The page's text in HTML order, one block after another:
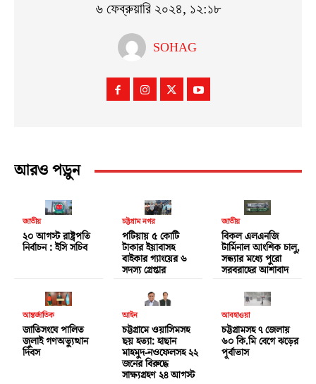
৬ ফেব্রুয়ারি ২০২৪, ১২:১৮
SOHAG
আরও পড়ুন
জাতীয়
২০ আগস্ট রাষ্ট্রপতি
নির্বাচন : ইসি সচিব
চট্টগ্রাম নগর
পটিয়ায় ৫ কোটি
টাকার ইয়াবাসহ
বাইকার গ্যাংয়ের ৬
সদস্য গ্রেপ্তার
জাতীয়
বিকল এলএনজি
টার্মিনাল আংশিক চালু,
সন্ধ্যার মধ্যে পুরো
সরবরাহের আশাবাদ
আন্তর্জাতিক
জাতিসংঘে পালিত
জুলাই গণঅভ্যুত্থান
দিবস
আইন
চট্টগ্রামে ওয়াসিমসহ
ছয় হত্যা: হাছান
মাহমুদ-নওফেলসহ ২২
জনের বিরুদ্ধে
সাক্ষ্যগ্রহণ ২৪ আগস্ট
আবহাওয়া
চট্টগ্রামসহ ৭ জেলায়
৬০ কি.মি বেগে ঝড়ের
পূর্বাভাস